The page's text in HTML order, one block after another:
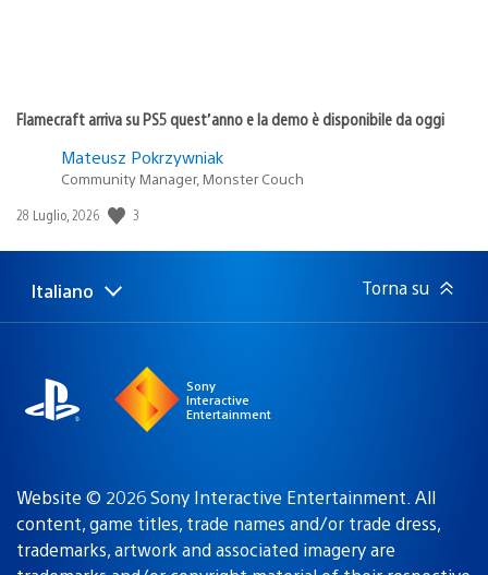
Flamecraft arriva su PS5 quest’anno e la demo è disponibile da oggi
Mateusz Pokrzywniak
Community Manager, Monster Couch
Data
pubblicazione:
28 Luglio, 2026 3
Seleziona
una
Regione
attuale:
Italiano Torna su
Sony
Interactive
Entertainment
Website © 2026 Sony Interactive Entertainment. All
content, game titles, trade names and/or trade dress,
trademarks, artwork and associated imagery are